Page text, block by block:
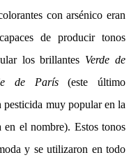
con arsénico eran
de producir tonos
los brillantes Verde de
de París (este último
pesticida muy popular en la
en el nombre). Estos tonos
y se utilizaron en todo